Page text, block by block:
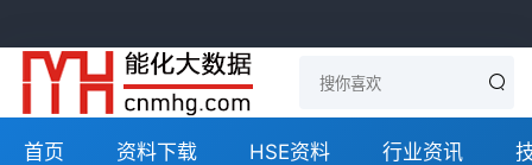
首页 资料下载 HSE资料 行业资讯